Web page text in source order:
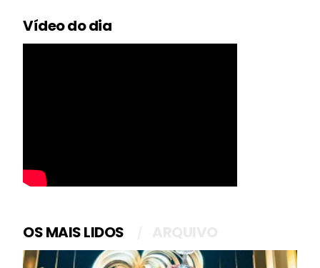
Vídeo do dia
OS MAIS LIDOS